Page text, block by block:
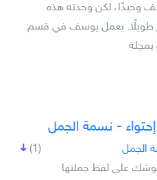
وحيدًا، لكن وحدته هذه
طويلًا. يعمل يوسف في قسم
بمجلة
إحتواء - نسمة الجمل
(1)
الجمل
على لفظ جملتها